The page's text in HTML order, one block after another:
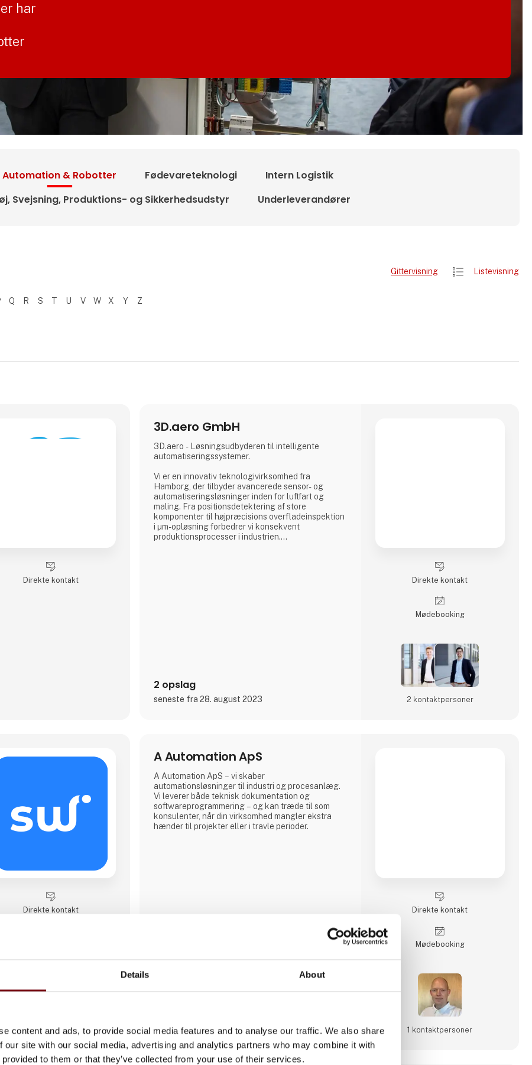
Details About
content and ads, to provide social media features and to analyse our traffic. We also share
our site with our social media, advertising and analytics partners who may combine it with
to them or that they’ve collected from your use of their services.
har
Automation & Robotter Fødevareteknologi
Intern Logistik
Svejsning, Produktions- og Sikkerhedsudstyr
Underleverandører
Q R S T U V W X Y Z
Gittervisning Listevisning
Direkte kontakt
3D.aero GmbH
3D.aero - Løsningsudbyderen til intelligente
automatiseringssystemer.
Vi er en innovativ teknologivirksomhed fra
Hamborg, der tilbyder avancerede sensor- og
automatiseringsløsninger inden for luftfart og
maling. Fra positionsdetektering af store
komponenter til højpræcisions overfladeinspektion
i µm-opløsning forbedrer vi konsekvent
produktionsprocesser i industrien.
2 opslag
seneste fra 28. august 2023
Direkte kontakt
Møde­booking
2 kontakt­personer
Direkte kontakt
3 kontakt­personer
A Automation ApS
A Automation ApS – vi skaber
automationsløsninger til industri og procesanlæg.
Vi leverer både teknisk dokumentation og
softwareprogrammering – og kan træde til som
konsulenter, når din virksomhed mangler ekstra
hænder til projekter eller i travle perioder.
Direkte kontakt
Møde­booking
1 kontakt­personer